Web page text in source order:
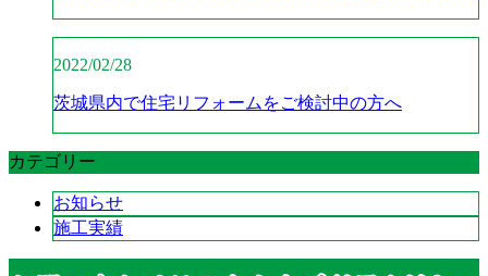
2022/02/28
茨城県内で住宅リフォームをご検討中の方へ
カテゴリー
お知らせ
施工実績